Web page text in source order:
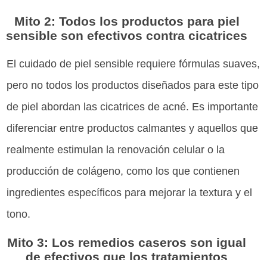
Mito 2: Todos los productos para piel
sensible son efectivos contra cicatrices
El cuidado de piel sensible requiere fórmulas suaves,
pero no todos los productos diseñados para este tipo
de piel abordan las cicatrices de acné. Es importante
diferenciar entre productos calmantes y aquellos que
realmente estimulan la renovación celular o la
producción de colágeno, como los que contienen
ingredientes específicos para mejorar la textura y el
tono.
Mito 3: Los remedios caseros son igual
de efectivos que los tratamientos